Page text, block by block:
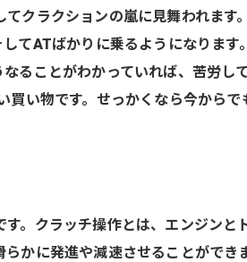
クラクションの嵐に見舞われま
てATばかりに乗るようになりま
ることがわかっていれば、苦労
い物です。せっかくなら今から
。クラッチ操作とは、エンジンと
かに発進や減速させることがで